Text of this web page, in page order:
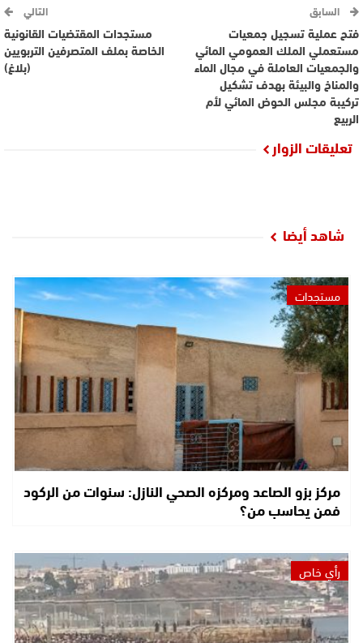
السابق
فتح عملية تسجيل جمعيات
مستعملي الملك العمومي المائي
والجمعيات العاملة في مجال الماء
والمناخ والبيئة بهدف تشكيل
تركيبة مجلس الحوض المائي لأم
الربيع
التالي
مستجدات المقتضيات القانونية
الخاصة بملف المتصرفين التربويين
(بلاغ)
تعليقات الزوار
شاهد أيضا
مستجدات
مركز بزو الصاعد ومركزه الصحي النازل: سنوات من الركود
فمن يحاسب من؟
رأي خاص